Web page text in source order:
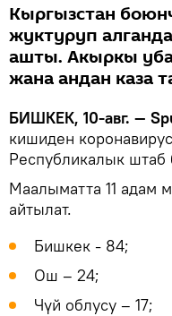
Кыргызстан
жуктуруп
ашты. Акыркы
жана андан каза
БИШКЕК, 10-авг. —
кишиден
Республикалык штаб
Маалыматта 11 адам
айтылат.
Бишкек - 84;
Ош – 24;
Чүй облусу – 17;